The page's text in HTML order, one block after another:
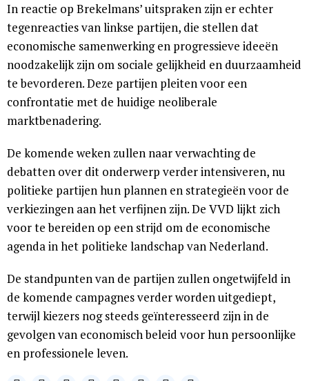
In reactie op Brekelmans’ uitspraken zijn er echter
tegenreacties van linkse partijen, die stellen dat
economische samenwerking en progressieve ideeën
noodzakelijk zijn om sociale gelijkheid en duurzaamheid
te bevorderen. Deze partijen pleiten voor een
confrontatie met de huidige neoliberale
marktbenadering.
De komende weken zullen naar verwachting de
debatten over dit onderwerp verder intensiveren, nu
politieke partijen hun plannen en strategieën voor de
verkiezingen aan het verfijnen zijn. De VVD lijkt zich
voor te bereiden op een strijd om de economische
agenda in het politieke landschap van Nederland.
De standpunten van de partijen zullen ongetwijfeld in
de komende campagnes verder worden uitgediept,
terwijl kiezers nog steeds geïnteresseerd zijn in de
gevolgen van economisch beleid voor hun persoonlijke
en professionele leven.